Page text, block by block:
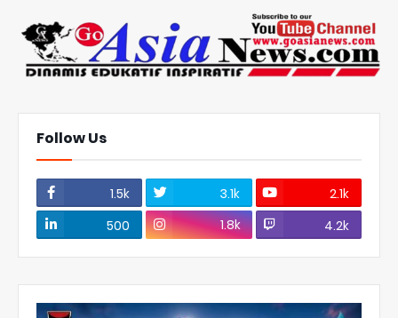
Follow Us
1.5k 3.1k
2.1k
500
1.8k 4.2k